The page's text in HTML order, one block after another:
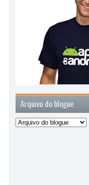
Arquivo do blogue